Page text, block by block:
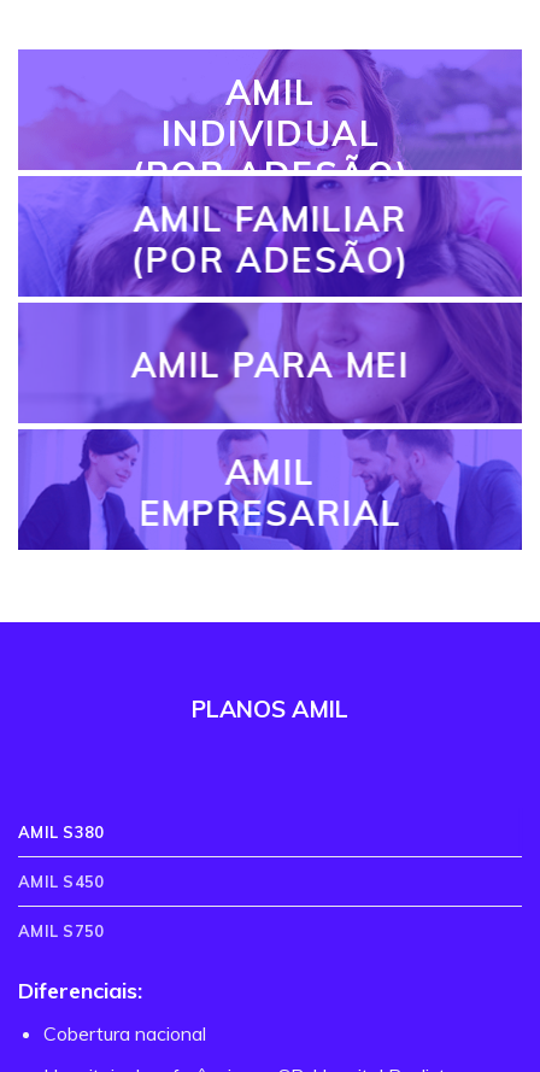
AMIL
INDIVIDUAL
(POR ADESÃO)
AMIL FAMILIAR
(POR ADESÃO)
AMIL PARA MEI
AMIL
EMPRESARIAL
PLANOS AMIL
AMIL S380
AMIL S450
AMIL S750
Diferenciais:
Cobertura nacional